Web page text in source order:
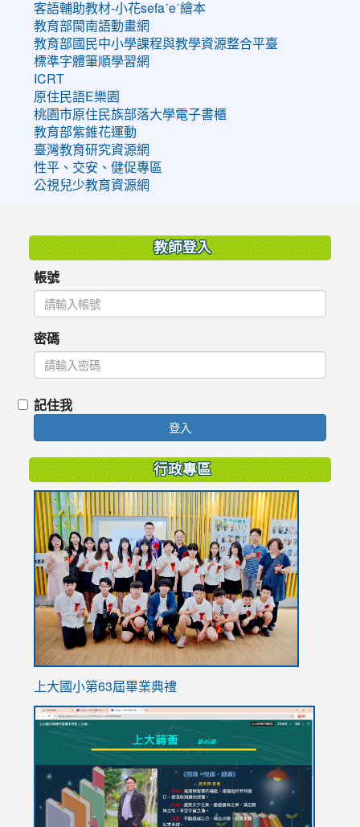
客語輔助教材-小花sefaˊeˋ繪本
教育部閩南語動畫網
教育部國民中小學課程與教學資源整合平臺
標準字體筆順學習網
ICRT
原住民語E樂園
桃園市原住民族部落大學電子書櫃
教育部紫錐花運動
臺灣教育研究資源網
性平、交安、健促專區
公視兒少教育資源網
教師登入
帳號
密碼
記住我
登入
行政專區
上大國小第63屆畢業典禮
link